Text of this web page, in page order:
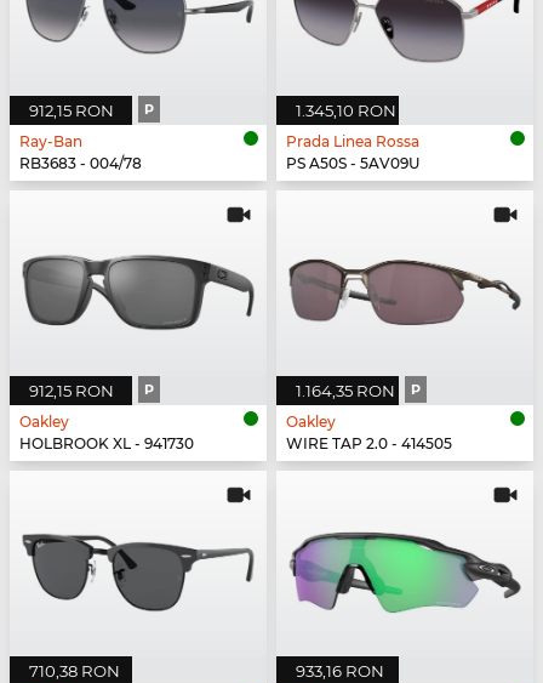
912,15 RON P
Ray-Ban
RB3683 - 004/78
1.345,10 RON
Prada Linea Rossa
PS A50S - 5AV09U
912,15 RON P
Oakley
HOLBROOK XL - 941730
1.164,35 RON P
Oakley
WIRE TAP 2.0 - 414505
710,38 RON 933,16 RON